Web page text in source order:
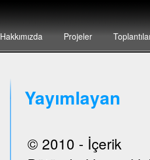
Hakkımızda Projeler
Yayımlayan
© 2010 - İçerik